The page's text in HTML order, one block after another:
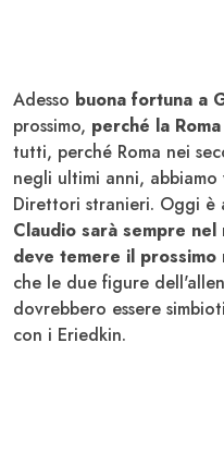
Adesso buona fortuna a
prossimo, perché la
tutti, perché Roma nei
negli ultimi anni,
Direttori stranieri. Oggi è
Claudio sarà sempre
deve temere il prossimo
che le due figure
dovrebbero essere
con i Eriedkin.